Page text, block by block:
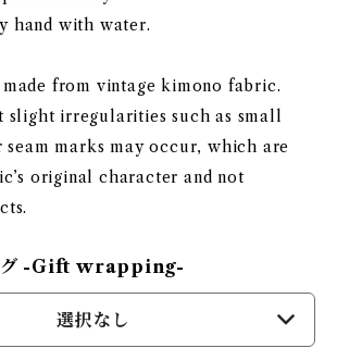
hand with water.
from vintage kimono fabric.
slight irregularities such as small
seam marks may occur, which are
original character and not
グ -Gift wrapping-
選択なし